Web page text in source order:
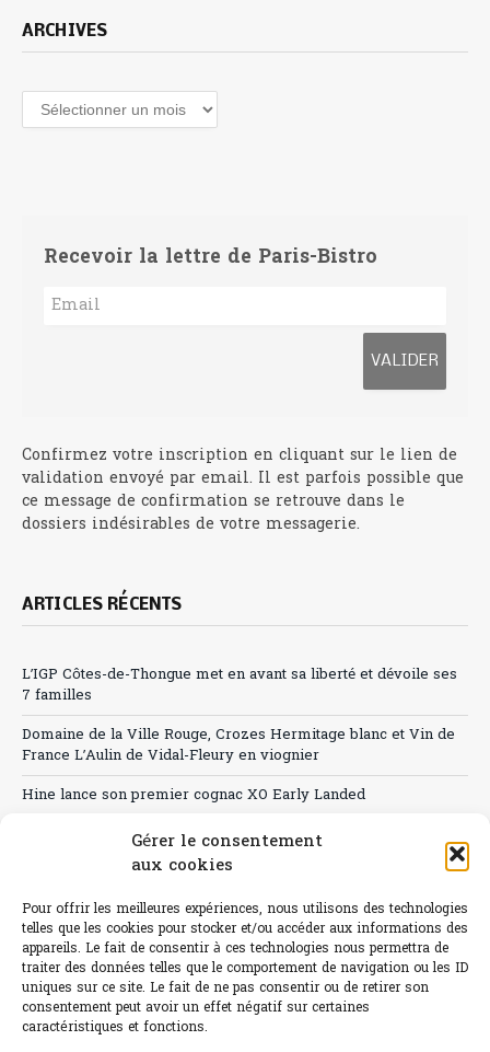
Gérer le consentement
aux cookies
Pour offrir les meilleures expériences, nous utilisons des technologies
telles que les cookies pour stocker et/ou accéder aux informations des
appareils. Le fait de consentir à ces technologies nous permettra de
traiter des données telles que le comportement de navigation ou les ID
uniques sur ce site. Le fait de ne pas consentir ou de retirer son
consentement peut avoir un effet négatif sur certaines
caractéristiques et fonctions.
ARCHIVES
Archives
Recevoir la lettre de Paris-Bistro
Confirmez votre inscription en cliquant sur le lien de
validation envoyé par email. Il est parfois possible que
ce message de confirmation se retrouve dans le
dossiers indésirables de votre messagerie.
ARTICLES RÉCENTS
L’IGP Côtes-de-Thongue met en avant sa liberté et dévoile ses
7 familles
Domaine de la Ville Rouge, Crozes Hermitage blanc et Vin de
France L’Aulin de Vidal-Fleury en viognier
Hine lance son premier cognac XO Early Landed
Canicule : A quand le CHR à « l’heure espagnole » ?
Sélection de rosés 2026
L'abus d'alcool est dangereux pour la santé.